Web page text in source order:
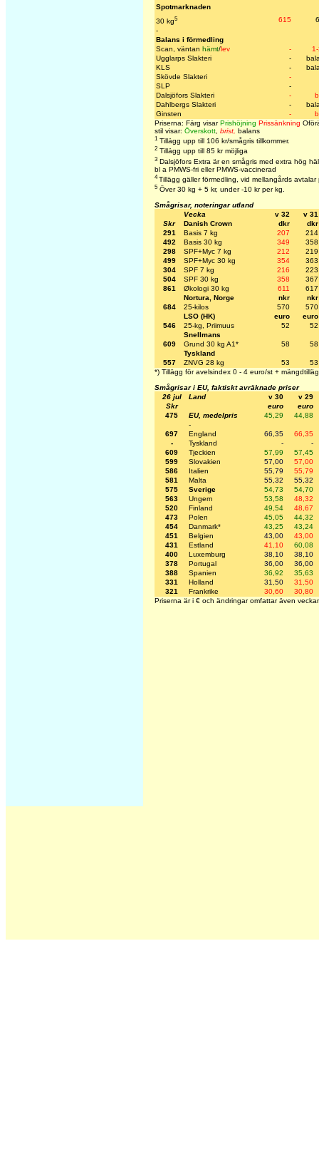
Spotmarknaden
30 kg5 615
-
Balans i förmedling
Scan, väntan hämt/lev -
Ugglarps Slakteri
-
KLS
-
Skövde Slakteri
-
SLP
-
Dalsjöfors Slakteri
-
Dahlbergs Slakteri
-
Ginsten
-
Priserna: Färg visarPrishöjning Prissänkning
stil visar: Överskott brist, balans
1 Tillägg upp till 106 kr/smågris tillkommer.
2 Tillägg upp till 85 kr möjliga
3 Dalsjöfors Extra är en smågris med extra hög
bl a PMWS-fri eller PMWS-vaccinerad
4Tillägg gäller förmedling, vid mellangårds avtalar
5 Över 30 kg + 5 kr, under -10 kr per kg.
Smågrisar, noteringar utland
Vecka
v 32
v 31
Skr
Danish Crown dkr
dkr
291
Basis 7 kg 207
214
492
Basis 30 kg 349
358
298
SPF+Myc 7 kg 212
219
499
SPF+Myc 30 kg 354
363
304
SPF 7 kg 216
223
504
SPF 30 kg 358
367
861
Økologi 30 kg 611
617
Nortura, Norge
nkr
nkr
684
25-kilos 570
570
LSO (HK)
euro
euro
546
25-kg, Priimuus 52
52
Snellmans
609
Grund 30 kg A1* 58
58
Tyskland
557
ZNVG 28 kg 53
53
*) Tillägg för avelsindex 0 - 4 euro/st +
Smågrisar i EU, faktiskt avräknade priser
26 jul
Land v 30
v 29
Skr
euro
euro
475
EU, medelpris 45,29
44,88
-
697
England 66,35
66,35
-
Tyskland -
-
609
Tjeckien 57,99
57,45
599
Slovakien 57,00
57,00
586
Italien 55,79
55,79
581
Malta 55,32
55,32
575
Sverige 54,73
54,70
563
Ungern 53,58
48,32
520
Finland 49,54
48,67
473
Polen 45,05
44,32
454
Danmark* 43,25
43,24
451
Belgien 43,00
43,00
431
Estland 41,10
60,08
400
Luxemburg 38,10
38,10
378
Portugal 36,00
36,00
388
Spanien 36,92
35,63
331
Holland 31,50
31,50
321
Frankrike 30,60
30,80
Priserna är i € och ändringar omfattar även